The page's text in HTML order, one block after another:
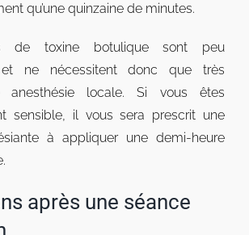
qu’une quinzaine de minutes.
de toxine botulique sont peu
et ne nécessitent donc que très
anesthésie locale. Si vous êtes
sensible, il vous sera prescrit une
à appliquer une demi-heure
après une séance